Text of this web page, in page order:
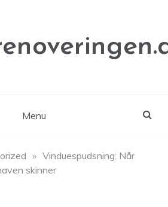
Menu
» Vinduespudsning: Når
skinner